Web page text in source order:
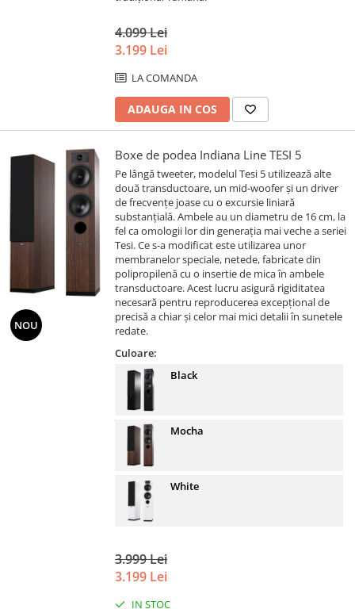
4.099 Lei
3.199 Lei
LA COMANDA
ADAUGA IN COS
NOU
Boxe de podea Indiana Line TESI 5
Pe lângă tweeter, modelul Tesi 5 utilizează alte
două transductoare, un mid-woofer și un driver
de frecvențe joase cu o excursie liniară
substanțială. Ambele au un diametru de 16 cm, la
fel ca omologii lor din generația mai veche a seriei
Tesi. Ce s-a modificat este utilizarea unor
membranelor speciale, netede, fabricate din
polipropilenă cu o insertie de mica în ambele
transductoare. Acest lucru asigură rigiditatea
necesară pentru reproducerea excepțional de
precisă a chiar și celor mai mici detalii în sunetele
redate.
Culoare:
Black
Mocha
White
3.999 Lei
3.199 Lei
IN STOC